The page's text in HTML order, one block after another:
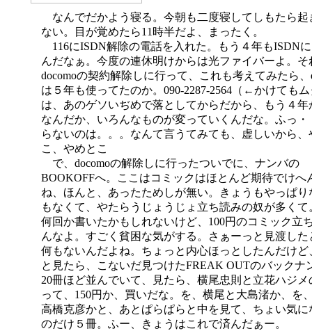
なんでだかよう寝る。今朝も二度寝してしもたら起
ない。目が覚めたら11時半だよ、まったく。
116にISDN解除の電話を入れた。もう４年もISDN
んだなぁ。今度の連休明けからは光ファイバーよ。そ
docomoの契約解除しに行って、これも考えてみたら、
は５年も使ってたのか。090-2287-2564（←かけても
は、あのゲソいぢめで落としてからだから、もう４年
なんだか、いろんなものが変っていくんだな。ふっ・
らないのは。。。なんて言うてみても、虚しいから、
こ、やめとこ
で、docomoの解除しに行ったついでに、ナンバの
BOOKOFFへ。ここはコミックはほとんど期待でけへ
ね、ほんと、あったためしが無い。きょうもやっぱり
もなくて、やたらうじょうじょ立ち読みの奴が多くて
何回か書いたかもしれないけど、100円のコミック立
んなよ。すごく貧困な気がする。さぁーっと見渡した
何もないんだよね。ちょっと内心ほっとしたんだけど
と見たら、こないだ見つけたFREAK OUTのバックナ
20冊ほど並んでいて、見たら、横尾忠則と立花ハジメ
って、150円か、買いだな。を、横尾と大島渚か、を
高橋克彦かと、あとぱらぱらと中を見て、ちょい気に
のだけ５冊。ふー、きょうはこれで済んだぁー。